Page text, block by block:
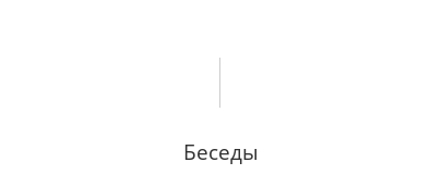
Беседы